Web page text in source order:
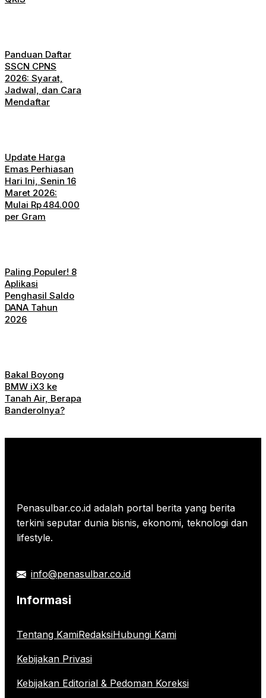
Panduan Daftar
SSCN CPNS
2026: Syarat,
Jadwal, dan Cara
Mendaftar
Update Harga
Emas Perhiasan
Hari Ini, Senin 16
Maret 2026:
Mulai Rp 484.000
per Gram
Paling Populer! 8
Aplikasi
Penghasil Saldo
DANA Tahun
2026
Bakal Boyong
BMW iX3 ke
Tanah Air, Berapa
Banderolnya?
Penasulbar.co.id adalah portal berita yang berita
terkini seputar dunia bisnis, ekonomi, teknologi dan
lifestyle.
info@penasulbar.co.id
Informasi
Tentang KamiRedaksiHubungi Kami
Kebijakan Privasi
Kebijakan Editorial & Pedoman Koreksi